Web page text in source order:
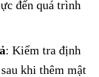
đến quá trình
: Kiểm tra định
khi thêm mật